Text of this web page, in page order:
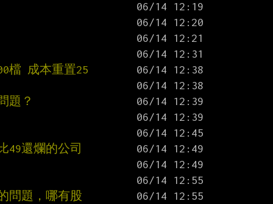
檔 成本重置25
題？
49還爛的公司
問題，哪有股